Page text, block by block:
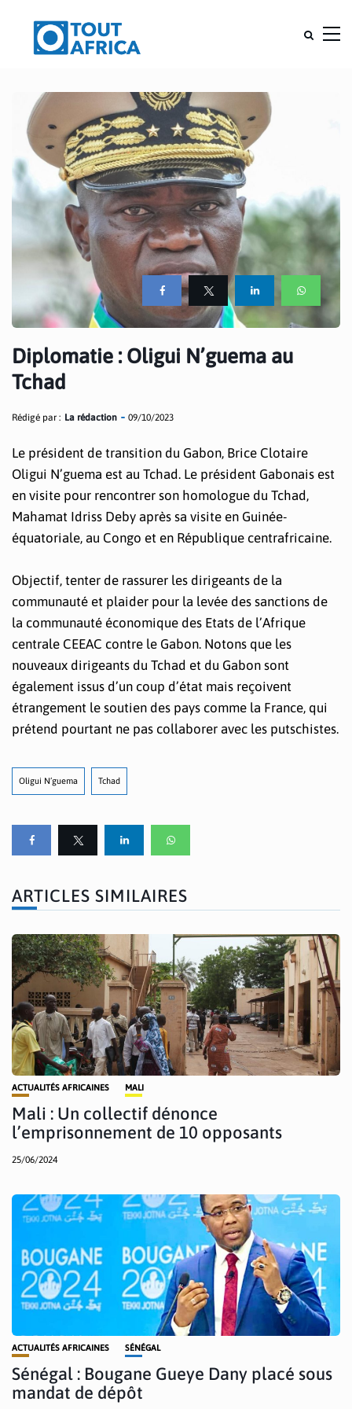
Diplomatie : Oligui N’guema au
Tchad
Rédigé par : La rédaction 09/10/2023
Le président de transition du Gabon, Brice Clotaire
Oligui N’guema est au Tchad. Le président Gabonais est
en visite pour rencontrer son homologue du Tchad,
Mahamat Idriss Deby après sa visite en Guinée-
équatoriale, au Congo et en République centrafricaine.
Objectif, tenter de rassurer les dirigeants de la
communauté et plaider pour la levée des sanctions de
la communauté économique des Etats de l’Afrique
centrale CEEAC contre le Gabon. Notons que les
nouveaux dirigeants du Tchad et du Gabon sont
également issus d’un coup d’état mais reçoivent
étrangement le soutien des pays comme la France, qui
prétend pourtant ne pas collaborer avec les putschistes.
Oligui N’guema Tchad
ARTICLES SIMILAIRES
ACTUALITÉS AFRICAINES MALI
Mali : Un collectif dénonce
l’emprisonnement de 10 opposants
25/06/2024
ACTUALITÉS AFRICAINES SÉNÉGAL
Sénégal : Bougane Gueye Dany placé sous
mandat de dépôt